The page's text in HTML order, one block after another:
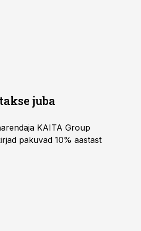
juba
KAITA Group
pakuvad 10% aastast